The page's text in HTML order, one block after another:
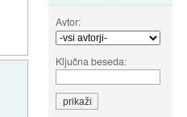
Avtor:
Ključna beseda: